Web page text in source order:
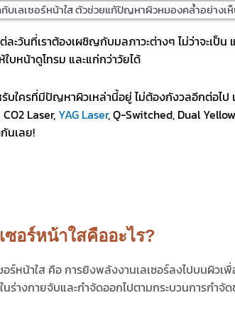
บเลเซอร์หน้าใส ตัวช่วยแก้ปัญหาผิวหมองคล้ำอย่างเ
ละวันที่เราต้องเผชิญกับมลภาวะต่างๆ ไม่ว่าจะเ
ใบหน้าดูโทรม และแก่กว่าวัยได้
บใครที่มีปัญหาผิวเหล่านี้อยู่ ไม่ต้องกังวลอีกต่อไป
CO2 Laser, YAG Laser, Q-Switched, Dual
นเลย!
ซอร์หน้าใสคืออะไร?
อร์หน้าใส คือ การยิงพลังงานเลเซอร์ลงไปบนผิว
นร่างกายจับและกำจัดออกไปตามกระบวนการกำจั